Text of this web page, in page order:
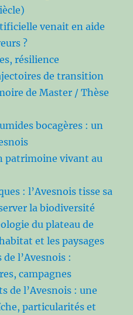
venait en aide
?
résilience
de transition
de Master / Thèse
bocagères : un
patrimoine vivant au
: l’Avesnois tisse sa
la biodiversité
du plateau de
et les paysages
de l’Avesnois :
campagnes
de l’Avesnois : une
particularités et